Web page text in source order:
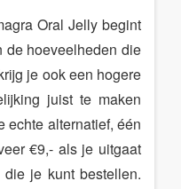
Oral Jelly begint
de hoeveelheden die
je ook een hogere
juist te maken
echte alternatief, één
€9,- als je uitgaat
je kunt bestellen.